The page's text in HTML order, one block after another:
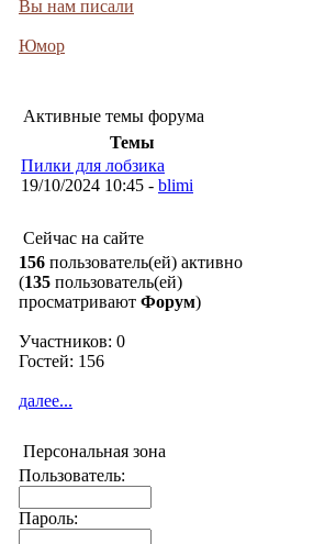
Вы нам писали
Юмор
Активные темы форума
Темы
Пилки для лобзика
19/10/2024 10:45 - blimi
Сейчас на сайте
156 пользователь(ей) активно
(135 пользователь(ей)
просматривают Форум)
Участников: 0
Гостей: 156
далее...
Персональная зона
Пользователь:
Пароль: